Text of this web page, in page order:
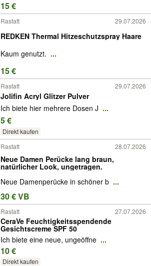
15 €
Rastatt 29.07.2026
REDKEN Thermal Hitzeschutzspray Haare
Kaum genutzt. ...
15 €
Rastatt 29.07.2026
Jolifin Acryl Glitzer Pulver
Ich biete hier mehrere Dosen J ...
5 €
Direkt kaufen
Rastatt 28.07.2026
Neue Damen Perücke lang braun,
natürlicher Look, ungetragen.
Neue Damenperücke in schöner b ...
30 € VB
Rastatt 27.07.2026
CeraVe Feuchtigkeitsspendende
Gesichtscreme SPF 50
Ich biete eine neue, ungeöffne ...
10 €
Direkt kaufen